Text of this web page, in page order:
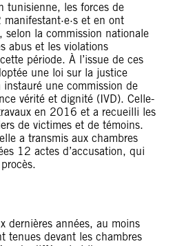
tunisienne, les forces de
et en ont
la commission nationale
abus et les violations
période. À l’issue de ces
une loi sur la justice
une commission de
vérité et dignité (IVD). Celle-
en 2016 et a recueilli les
de victimes et de témoins.
a transmis aux chambres
12 actes d’accusation, qui
dernières années, au moins
tenues devant les chambres